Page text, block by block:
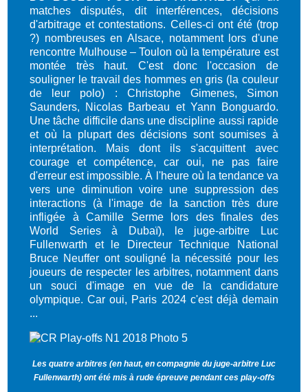
matches disputés, dit interférences, décisions
d'arbitrage et contestations. Celles-ci ont été (trop
?) nombreuses en Alsace, notamment lors d'une
rencontre Mulhouse – Toulon où la température est
montée très haut. C'est donc l'occasion de
souligner le travail des hommes en gris (la couleur
de leur polo) : Christophe Gimenes, Simon
Saunders, Nicolas Barbeau et Yann Bonguardo.
Une tâche difficile dans une discipline aussi rapide
et où la plupart des décisions sont soumises à
interprétation. Mais dont ils s'acquittent avec
courage et compétence, car oui, ne pas faire
d'erreur est impossible. À l'heure où la tendance va
vers une diminution voire une suppression des
interactions (à l'image de la sanction très dure
infligée à Camille Serme lors des finales des
World Series à Dubaï), le juge-arbitre Luc
Fullenwarth et le Directeur Technique National
Bruce Neuffer ont souligné la nécessité pour les
joueurs de respecter les arbitres, notamment dans
un souci d'image en vue de la candidature
olympique. Car oui, Paris 2024 c'est déjà demain
...
Les quatre arbitres (en haut, en compagnie du juge-arbitre Luc
Fullenwarth) ont été mis à rude épreuve pendant ces play-offs